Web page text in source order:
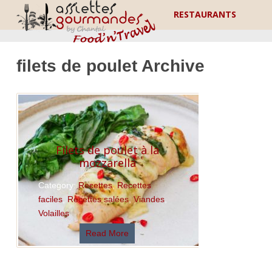
RESTAURANTS
filets de poulet Archive
Filets de poulet à la
mozzarella
Category:Recettes,Recettes
faciles, Recettes salées, Viandes,
Volailles
Read More